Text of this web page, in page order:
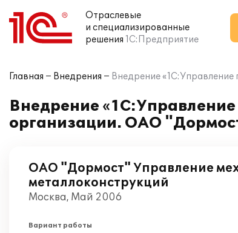
Отраслевые
и специализированные
решения 1С:Предприятие
Главная Внедрения Внедрение
Внедрение
организации. ОАО
ОАО "Дормост" Управление
металлоконструкций
Москва, Май 2006
Вариант работы